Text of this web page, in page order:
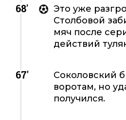
68'
Это уже
Столбовой
мяч после
действий
67'
Соколовский
воротам, но
получился.